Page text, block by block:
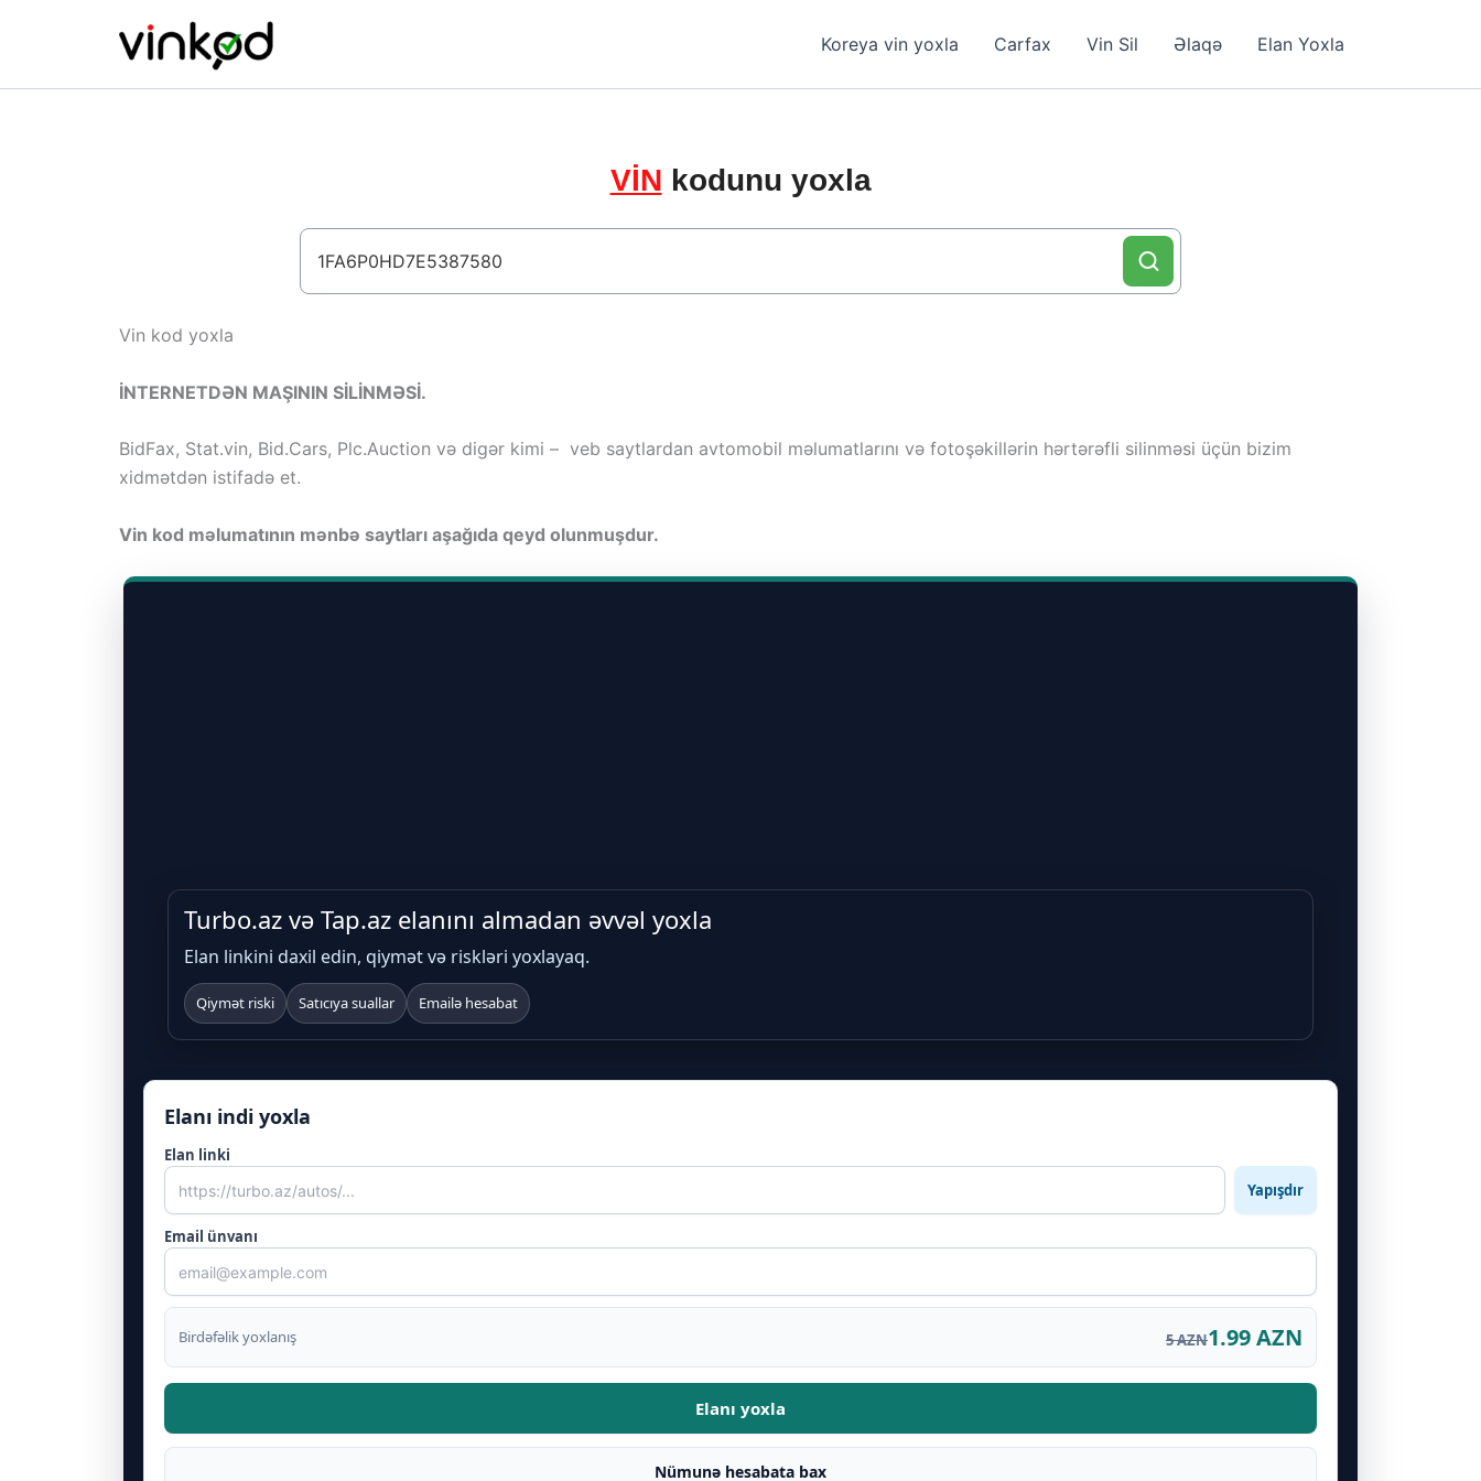
Koreya vin yoxla Carfax Vin Sil Əlaqə Elan Yoxla
VİN kodunu yoxla
Vin kod yoxla
İNTERNETDƏN MAŞININ SİLİNMƏSİ.
BidFax, Stat.vin, Bid.Cars, Plc.Auction və digər kimi – veb saytlardan avtomobil məlumatlarını və fotoşəkillərin hərtərəfli silinməsi üçün bizim
xidmətdən istifadə et.
Vin kod məlumatının mənbə saytları aşağıda qeyd olunmuşdur.
Turbo.az və Tap.az elanını almadan əvvəl yoxla
Elan linkini daxil edin, qiymət və riskləri yoxlayaq.
Qiymət riski Satıcıya suallar Emailə hesabat
Elanı indi yoxla
Elan linki
Yapışdır
Email ünvanı
Birdəfəlik yoxlanış 5 AZN1.99 AZN
Elanı yoxla
Nümunə hesabata bax